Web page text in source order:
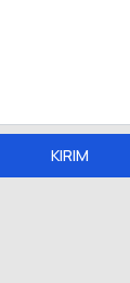
KIRIM